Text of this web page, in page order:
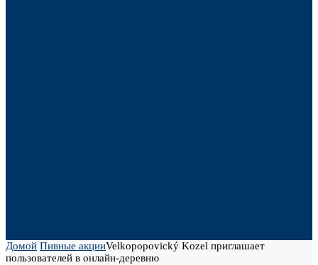
Домой Пивные акцииVelkopopovický Kozel приглашает
пользователей в онлайн-деревню